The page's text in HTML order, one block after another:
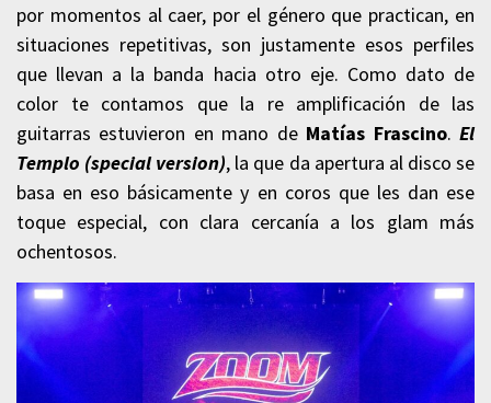
por momentos al caer, por el género que practican, en
situaciones repetitivas, son justamente esos perfiles
que llevan a la banda hacia otro eje. Como dato de
color te contamos que la re amplificación de las
guitarras estuvieron en mano de Matías Frascino.El
Templo (special version), la que da apertura al disco se
basa en eso básicamente y en coros que les dan ese
toque especial, con clara cercanía a los glam más
ochentosos.